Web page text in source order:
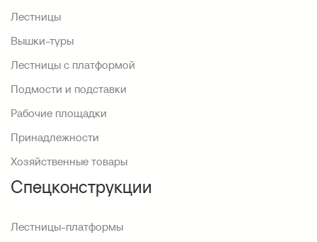
Лестницы
Вышки-туры
Лестницы с платформой
Подмости и подставки
Рабочие площадки
Принадлежности
Хозяйственные товары
Спецконструкции
Лестницы-платформы